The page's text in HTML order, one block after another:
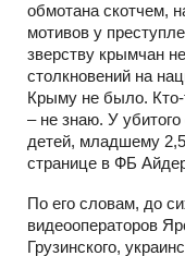
обмотана скотчем,
мотивов у
зверству крымчан
столкновений на
Крыму не было. Кто-
– не знаю. У
детей, младшему
странице в ФБ
По его словам, до
видеооператоров
Грузинского,